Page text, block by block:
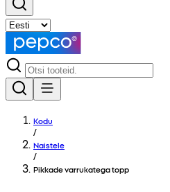
Kodu
/
Naistele
/
Pikkade varrukatega topp